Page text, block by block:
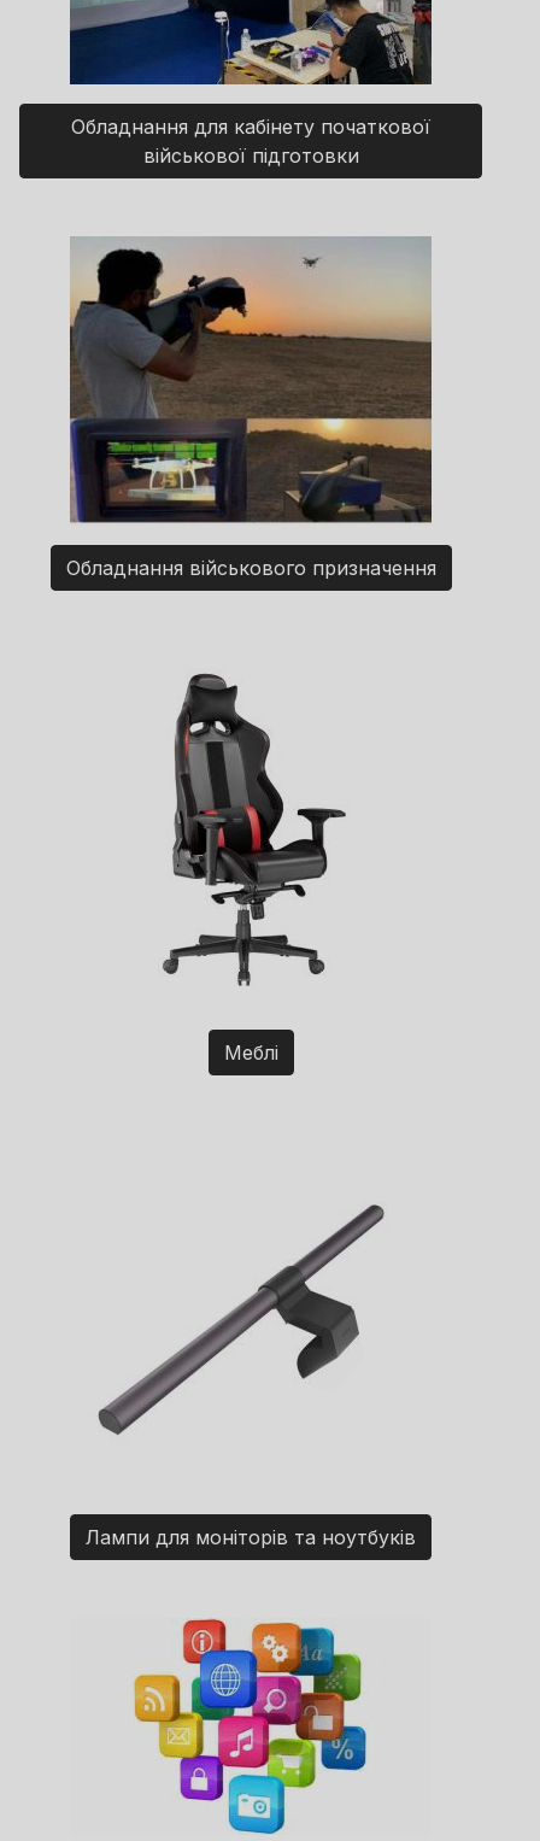
Обладнання для кабінету початкової
військової підготовки
Обладнання військового призначення
Меблі
Лампи для моніторів та ноутбуків